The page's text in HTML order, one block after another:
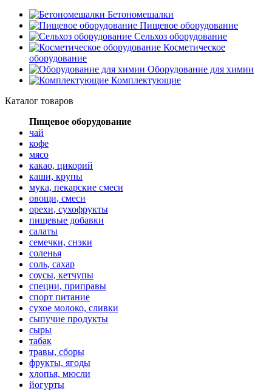
Бетономешалки
Пищевое оборудование
Сельхоз оборудование
Косметическое
оборудование
Оборудование для химии
Комплектующие
Каталог товаров
Пищевое оборудование
чай
кофе
мясо
какао, цикорий
каши, крупы
мука, пекарские смеси
овощи, смеси
орехи, сухофрукты
пищевые добавки
салаты
семечки, снэки
соленья
соль, сахар
соусы, кетчупы
специи, приправы
спорт питание
сухое молоко, сливки
сыпучие продукты
сыры
табак
травы, сборы
фрукты, ягоды
хлопья, мюсли
йогурты